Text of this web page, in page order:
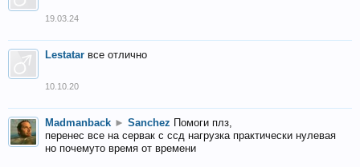
19.03.24
Lestatar все отлично
10.10.20
Madmanback ► Sanchez Помоги плз,
перенес все на сервак с ссд нагрузка практически нулевая
но почемуто время от времени